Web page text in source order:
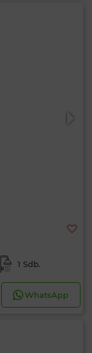
1 Sdb.
WhatsApp